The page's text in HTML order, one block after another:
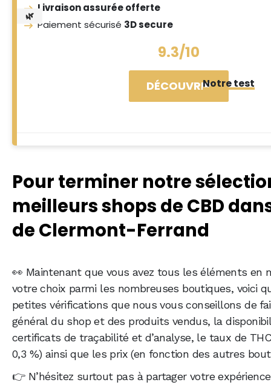
Livraison assurée offerte
Paiement sécurisé 3D secure
9.3/10
DÉCOUVRIRNotre test
🌿
Pour terminer notre
meilleurs shops de CBD
de Clermont-Ferrand
👀 Maintenant que vous avez tous les éléments en
votre choix parmi les nombreuses boutiques, voici
petites vérifications que nous vous conseillons de
général du shop et des produits vendus, la
certificats de traçabilité et d’analyse, le taux de
0,3 %) ainsi que les prix (en fonction des autres
👉 N’hésitez surtout pas à partager votre